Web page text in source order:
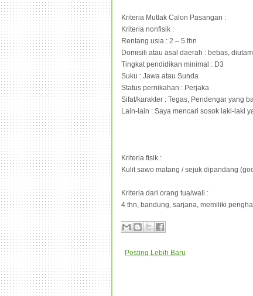
Kriteria Mutlak Calon Pasangan :
Kriteria nonfisik :
Rentang usia : 2 – 5 thn
Domisili atau asal daerah : bebas,
Tingkat pendidikan minimal : D3
Suku : Jawa atau Sunda
Status pernikahan : Perjaka
Sifat/karakter : Tegas, Pendengar yang
Lain-lain : Saya mencari sosok laki-laki
Kriteria fisik :
Kulit sawo matang / sejuk dipandang
Kriteria dari orang tua/wali :
4 thn, bandung, sarjana, memiliki
Posting Lebih Baru